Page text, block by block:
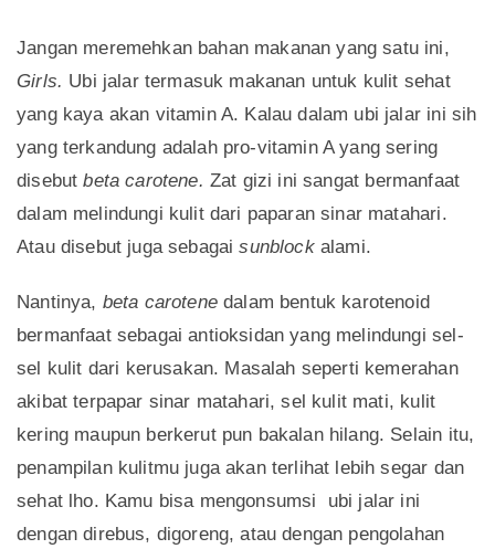
Jangan meremehkan bahan makanan yang satu ini,
Girls. Ubi jalar termasuk makanan untuk kulit sehat
yang kaya akan vitamin A. Kalau dalam ubi jalar ini sih
yang terkandung adalah pro-vitamin A yang sering
disebutbeta carotene. Zat gizi ini sangat bermanfaat
dalam melindungi kulit dari paparan sinar matahari.
Atau disebut juga sebagaisunblock alami.
Nantinya, beta carotenedalam bentuk karotenoid
bermanfaat sebagai antioksidan yang melindungi sel-
sel kulit dari kerusakan. Masalah seperti kemerahan
akibat terpapar sinar matahari, sel kulit mati, kulit
kering maupun berkerut pun bakalan hilang. Selain itu,
penampilan kulitmu juga akan terlihat lebih segar dan
sehat lho. Kamu bisa mengonsumsi ubi jalar ini
dengan direbus, digoreng, atau dengan pengolahan